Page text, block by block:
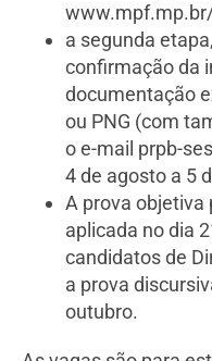
a segunda
confirmação da
documentação
ou PNG (com
o e-mail prpb-
4 de agosto a 5
A prova objetiva
aplicada no dia
candidatos de
a prova
outubro.